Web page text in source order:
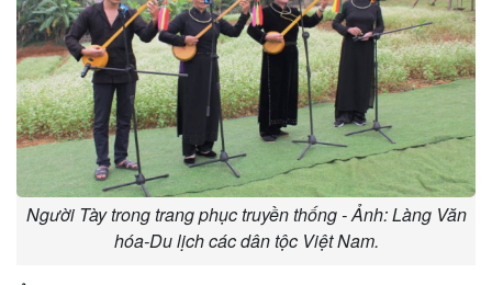
Người Tày trong trang phục truyền thống - Ảnh: Làng Văn
hóa-Du lịch các dân tộc Việt Nam.